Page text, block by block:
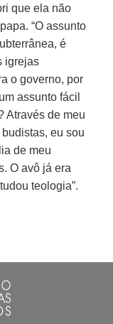
que ela não
“O assunto
é
igrejas
o governo, por
assunto fácil
Através de meu
eu sou
de meu
O avô já era
teologia”.